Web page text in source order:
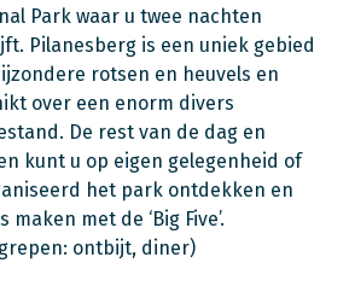
Park waar u twee nachten
Pilanesberg is een uniek gebied
rotsen en heuvels en
over een enorm divers
De rest van de dag en
kunt u op eigen gelegenheid of
het park ontdekken en
maken met de ‘Big Five’.
ontbijt, diner)